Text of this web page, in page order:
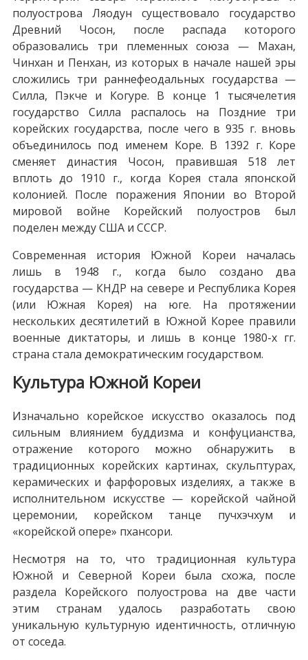
полуострова Ляодун существовало государство
Древний Чосон, после распада которого
образовались три племенных союза — Махан,
Чинхан и Пенхан, из которых в начале нашей эры
сложились три раннефеодальных государства —
Силла, Пэкче и Когуре. В конце 1 тысячелетия
государство Силла распалось на Поздние три
корейских государства, после чего в 935 г. вновь
объединилось под именем Коре. В 1392 г. Коре
сменяет династия Чосон, правившая 518 лет
вплоть до 1910 г., когда Корея стала японской
колонией. После поражения Японии во Второй
мировой войне Корейский полуостров был
поделен между США и СССР.
Современная история Южной Кореи началась
лишь в 1948 г., когда было создано два
государства — КНДР на севере и Республика Корея
(или Южная Корея) на юге. На протяжении
нескольких десятилетий в Южной Корее правили
военные диктаторы, и лишь в конце 1980-х гг.
страна стала демократическим государством.
Культура Южной Кореи
Изначально корейское искусство оказалось под
сильным влиянием буддизма и конфуцианства,
отражение которого можно обнаружить в
традиционных корейских картинах, скульптурах,
керамических и фарфоровых изделиях, а также в
исполнительном искусстве — корейской чайной
церемонии, корейском танце пучхэчхум и
«корейской опере» пхансори.
Несмотря на то, что традиционная культура
Южной и Северной Кореи была схожа, после
раздела Корейского полуострова на две части
этим странам удалось разработать свою
уникальную культурную идентичность, отличную
от соседа.